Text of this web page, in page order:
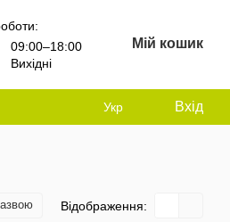
09:00–18:00
Вихідні
Мій кошик
Укр Вхід
Відображення: